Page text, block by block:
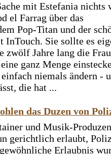
mit Estefania nichts
el Farrag über das
Pop-Titan und der
Sie sollte es
zwölf Jahre lang die
ganz Menge
niemals ändern -
die hat ...
das Duzen von
und Musik-
gerichtlich erlaubt,
Erlaubnis